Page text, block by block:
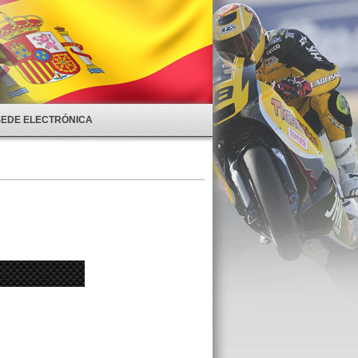
ELECTRÓNICA